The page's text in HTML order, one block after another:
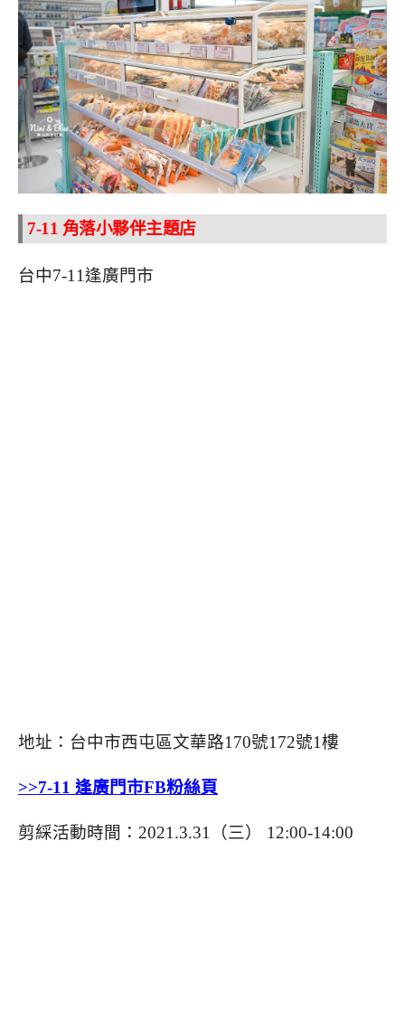
7-11 角落小夥伴主題店
台中7-11逢廣門市
地址：台中市西屯區文華路170號172號1樓
>>7-11 逢廣門市FB粉絲頁
剪綵活動時間：2021.3.31（三） 12:00-14:00